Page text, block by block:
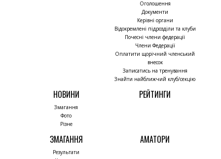
Оголошення
Документи
Керівні органи
Відокремлені підрозділи та клуби
Почесні члени федерації
Члени Федерації
Оплатити щорічний членський
внесок
Записатись на тренування
Знайти найближчий клуб/секцію
НОВИНИ
Змагання
Фото
Різне
РЕЙТИНГИ
ЗМАГАННЯ
Результати
АМАТОРИ